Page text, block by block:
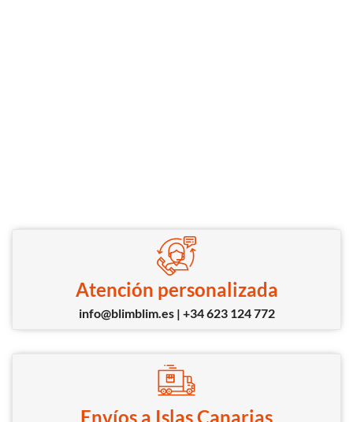
Atención personalizada
info@blimblim.es | +34 623 124 772
Envíos a Islas Canarias